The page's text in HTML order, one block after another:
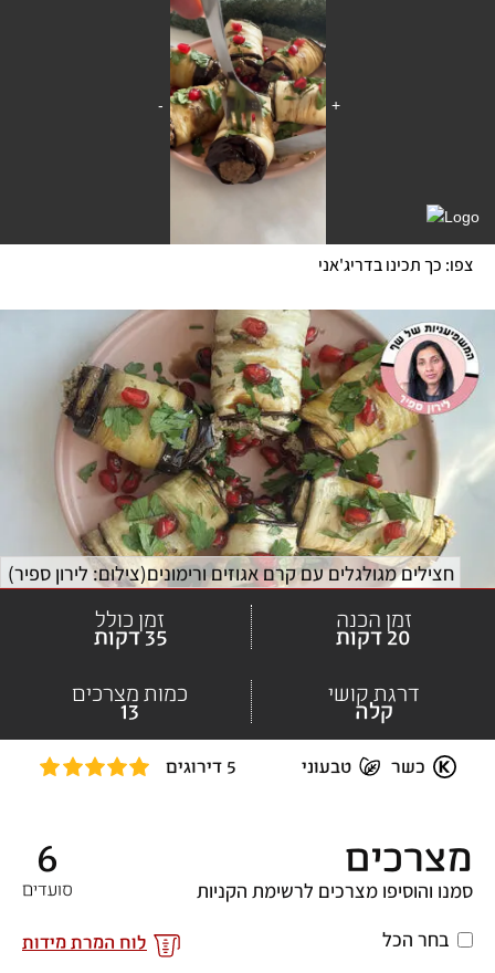
צפו: כך תכינו בדריג'אני
כשר טבעוני 5 דירוגים
חצילים מגולגלים עם קרם אגוזים ורימונים(צילום: לירון ספיר)
זמן הכנה
20 דקות
זמן כולל
35 דקות
דרגת קושי
קלה
כמות מצרכים
13
מצרכים 6
סועדים
לוח המרת מידות
סמנו והוסיפו מצרכים לרשימת הקניות
בחר הכל